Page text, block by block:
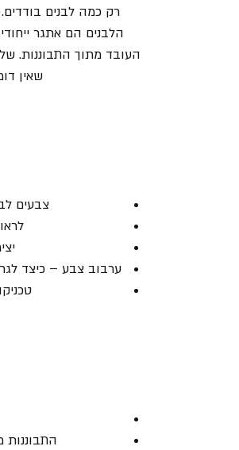
רק כמה לבנים בודדים.
הלבנים הם אתגר
העובד מתוך התבוננות.
שאין
צבעים
ערבוב צבע – כיצד
התבוננות